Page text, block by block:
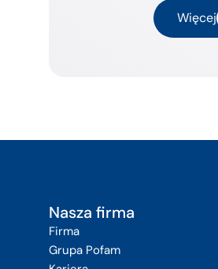
Więcej
Nasza firma
Firma
Grupa Pofam